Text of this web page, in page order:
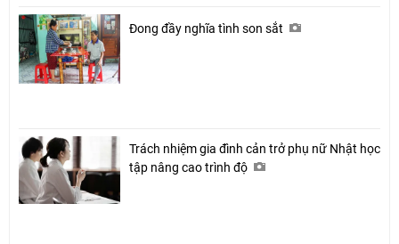
Đong đầy nghĩa tình son sắt
Trách nhiệm gia đình cản trở phụ nữ Nhật học
tập nâng cao trình độ